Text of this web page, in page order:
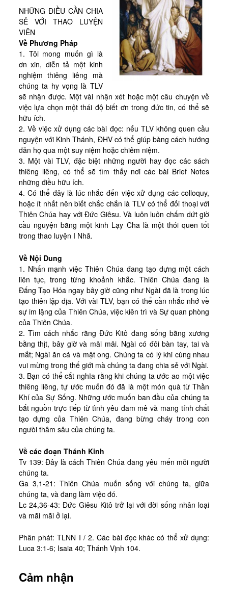
Nhận Định
Phương Pháp CN, Xét Mình
Tác Phẩm
Được Làm Môn Đệ
Đến với Ba Ngôi qua Kinh Lạy Cha
Trên Đường LBTM
Thao Luyện Nhẹ Nhàng
Xin Cho Con Gặp Được Chúa
Tài Liệu
Sách Linh Thao
Chú Giải Linh Thao
Khóa HD Linh hướng
Linh Thao Tám Ngày
Linh Thao Mười Ngày
Linh Thao Trong Cuộc Sống
NHỮNG ĐIỀU CẦN CHIA
SẺ VỚI THAO LUYỆN
VIÊN
Về Phương Pháp
1. Tôi mong muốn gì là
ơn xin, diễn tả một kinh
nghiệm thiêng liêng mà
chúng ta hy vọng là TLV
sẽ nhận được. Một vài nhận xét hoặc một câu chuyện về
việc lựa chọn một thái độ biết ơn trong đức tin, có thể sẽ
hữu ích.
2. Về việc xử dụng các bài đọc: nếu TLV không quen cầu
nguyện với Kinh Thánh, ĐHV có thể giúp bàng cách hướng
dẫn họ qua một suy niệm hoặc chiêm niệm.
3. Một vài TLV, đặc biệt những người hay đọc các sách
thiêng liêng, có thể sẽ tìm thấy nơi các bài Brief Notes
những điều hữu ích.
4. Có thể đây là lúc nhắc đến việc xử dụng các colloquy,
hoặc ít nhất nên biết chắc chắn là TLV có thể đối thoại với
Thiên Chúa hay với Đức Giêsu. Và luôn luôn chấm dứt giờ
cầu nguyện bằng một kinh Lạy Cha là một thói quen tốt
trong thao luyện I Nhã.
Về Nội Dung
1. Nhấn mạnh việc Thiên Chúa đang tạo dựng một cách
liên tục, trong từng khoảnh khắc. Thiên Chúa đang là
Đấng Tạo Hóa ngay bây giờ cũng như Ngài đã là trong lúc
tạo thiên lập địa. Với vài TLV, bạn có thể cần nhắc nhớ về
sự im lặng của Thiên Chúa, việc kiên trì và Sự quan phòng
của Thiên Chúa.
2. Tìm cách nhắc rằng Đức Kitô đang sống bằng xương
bằng thịt, bây giờ và mãi mãi. Ngài có đôi bàn tay, tai và
mắt; Ngài ăn cá và mật ong. Chúng ta có lý khi cùng nhau
vui mừng trong thế giới mà chúng ta đang chia sẻ với Ngài.
3. Bạn có thể cắt nghĩa rằng khi chúng ta ước ao một việc
thiêng liêng, tự ước muốn đó đã là một món quà từ Thần
Khí của Sự Sống. Những ước muốn ban đầu của chúng ta
bắt nguồn trực tiếp từ tình yêu đam mê và mang tính chất
tạo dựng của Thiên Chúa, đang bừng cháy trong con
ngưòi thâm sâu của chúng ta.
Về các đoạn Thánh Kinh
Tv 139: Đây là cách Thiên Chúa đang yêu mến mỗi người
chúng ta.
Ga 3,1-21: Thiên Chúa muốn sống với chúng ta, giữa
chúng ta, và đang làm việc đó.
Lc 24,36-43: Đức Giêsu Kitô trở lại với đời sống nhân loại
và mãi mãi ở lại.
Phân phát: TLNN I / 2. Các bài đọc khác có thể xử dụng:
Luca 3:1-6; Isaia 40; Thánh Vịnh 104.
Cảm nhận